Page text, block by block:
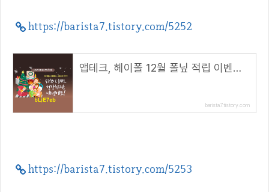
https://barista7.tistory.com/5252
앱테크, 헤이폴 12월 폴닢 적립 이벤트, 굿바이 2021( 추천 코드 : bLjE7eb )
barista7.tistory.com
https://barista7.tistory.com/5253